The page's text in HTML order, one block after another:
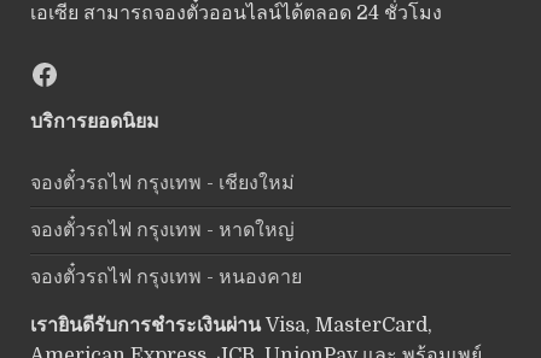
เอเซีย สามารถจองตั๋วออนไลน์ได้ตลอด 24 ชั่วโมง
Facebook
บริการยอดนิยม
จองตั๋วรถไฟ กรุงเทพ - เชียงใหม่
จองตั๋วรถไฟ กรุงเทพ - หาดใหญ่
จองตั๋วรถไฟ กรุงเทพ - หนองคาย
เรายินดีรับการชำระเงินผ่านVisa, MasterCard,